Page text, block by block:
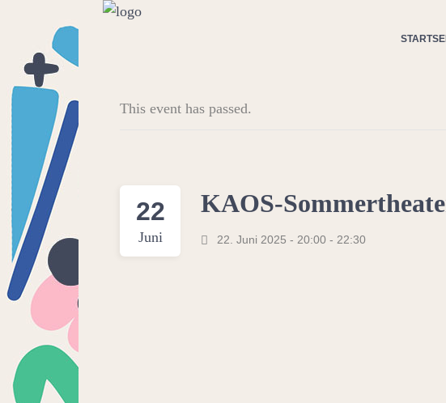
This event has passed.
22
Juni
KAOS-
22. Juni 2025 - 20:00 - 22:30